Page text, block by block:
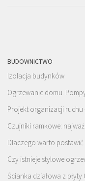
BUDOWNICTWO
Izolacja budynków
Ogrzewanie domu.
Projekt organizacji ruchu
Czujniki ramkowe:
Dlaczego warto postawić
Czy istnieje stylowe
Ścianka działowa z płyty